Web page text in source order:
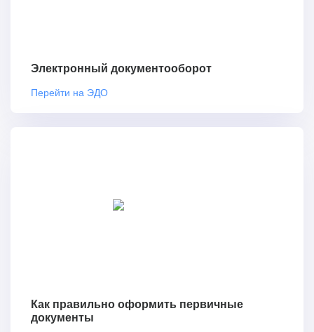
Электронный документооборот
Перейти на ЭДО
Как правильно оформить первичные
документы